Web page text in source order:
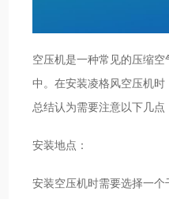
空压机是一种常见的压缩
中。在安装凌格风空压机时
总结认为需要注意以下几点
安装地点：
安装空压机时需要选择一